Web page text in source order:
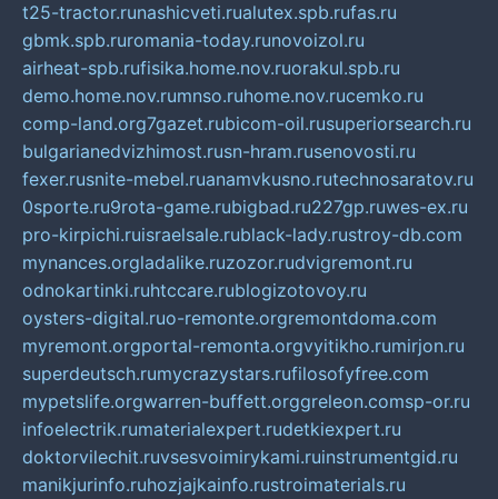
t25-tractor.runashicveti.rualutex.spb.rufas.ru
gbmk.spb.ruromania-today.runovoizol.ru
airheat-spb.rufisika.home.nov.ruorakul.spb.ru
demo.home.nov.rumnso.ruhome.nov.rucemko.ru
comp-land.org7gazet.rubicom-oil.rusuperiorsearch.ru
bulgarianedvizhimost.rusn-hram.rusenovosti.ru
fexer.rusnite-mebel.ruanamvkusno.rutechnosaratov.ru
0sporte.ru9rota-game.rubigbad.ru227gp.ruwes-ex.ru
pro-kirpichi.ruisraelsale.rublack-lady.rustroy-db.com
mynances.orgladalike.ruzozor.rudvigremont.ru
odnokartinki.ruhtccare.rublogizotovoy.ru
oysters-digital.ruo-remonte.orgremontdoma.com
myremont.orgportal-remonta.orgvyitikho.rumirjon.ru
superdeutsch.rumycrazystars.rufilosofyfree.com
mypetslife.orgwarren-buffett.orggreleon.comsp-or.ru
infoelectrik.rumaterialexpert.rudetkiexpert.ru
doktorvilechit.ruvsesvoimirykami.ruinstrumentgid.ru
manikjurinfo.ruhozjajkainfo.rustroimaterials.ru